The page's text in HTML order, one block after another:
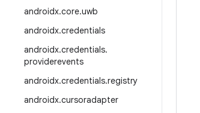
androidx.core.uwb
androidx.credentials
androidx.credentials.
providerevents
androidx.credentials.registry
androidx.cursoradapter